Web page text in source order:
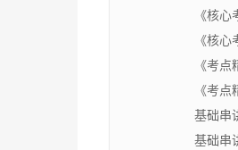
《核
《核
《考
《考
基础串
基础串